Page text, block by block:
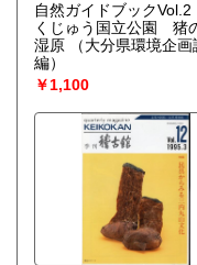
自然ガイドブック
くじゅう国立公園 猪
湿原
（大分県環境企画
編）
￥1,100